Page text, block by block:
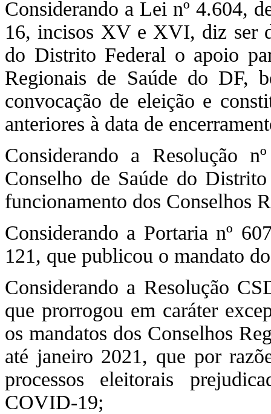
Considerando a Lei nº 4.604,
16, incisos XV e XVI, diz ser
do Distrito Federal o apoio
Regionais de Saúde do DF,
convocação de eleição e
anteriores à data de
Considerando a Resolução
Conselho de Saúde do
funcionamento dos Conselhos
Considerando a Portaria nº
121, que publicou o mandato
Considerando a Resolução
que prorrogou em caráter
os mandatos dos Conselhos
até janeiro 2021, que por
processos eleitorais
COVID-19;